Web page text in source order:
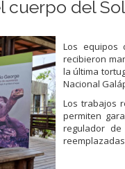
cuerpo del
Los equipos
recibieron
la última
Nacional
Los trabajos
permiten
regulador